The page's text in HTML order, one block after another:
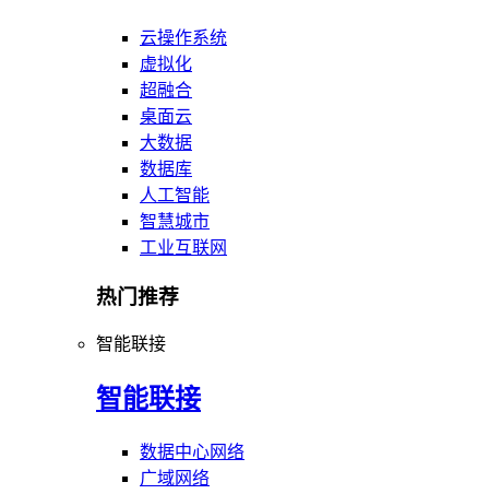
云操作系统
虚拟化
超融合
桌面云
大数据
数据库
人工智能
智慧城市
工业互联网
热门推荐
智能联接
智能联接
数据中心网络
广域网络